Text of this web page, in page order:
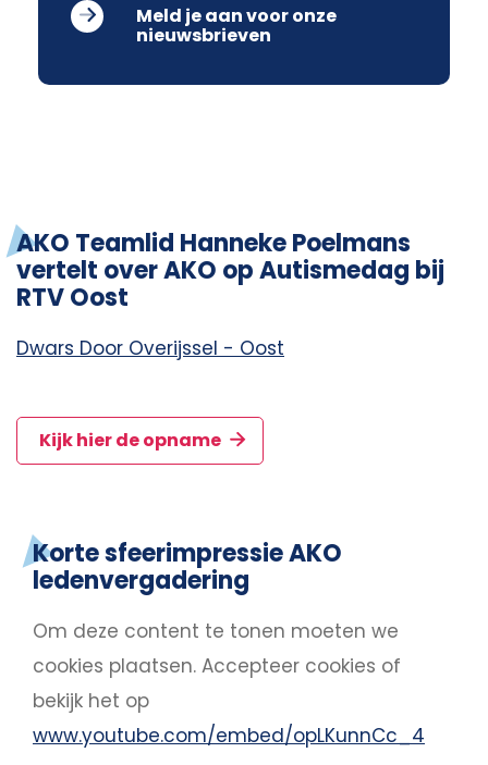
Meld je aan voor onze
nieuwsbrieven
AKO Teamlid Hanneke Poelmans
vertelt over AKO op Autismedag bij
RTV Oost
Dwars Door Overijssel - Oost
Kijk hier de opname
Korte sfeerimpressie AKO
ledenvergadering
Om deze content te tonen moeten we
cookies plaatsen. Accepteer cookies of
bekijk het op
www.youtube.com/embed/opLKunnCc_4